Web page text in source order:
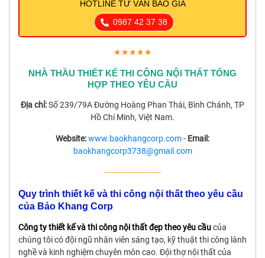
HOTLINE TƯ VẤN BÁO GIÁ
0987 42 37 38
★★★★★
NHÀ THẦU THIẾT KẾ THI CÔNG NỘI THẤT TỔNG
HỢP THEO YÊU CẦU
Địa chỉ:Số 239/79A Đường Hoàng Phan Thái, Bình Chánh, TP
Hồ Chí Minh, Việt Nam.
Website:www.baokhangcorp.com- Email:
baokhangcorp3738@gmail.com
------------------------
Quy trình thiết kế và thi công nội thất theo yêu cầu
của Bảo Khang Corp
Công ty thiết kế và thi công nội thất đẹp theo yêu cầucủa
chúng tôi có đội ngũ nhân viên sáng tạo, kỹ thuật thi công lành
nghề và kinh nghiệm chuyên môn cao. Đội thợ nội thất của